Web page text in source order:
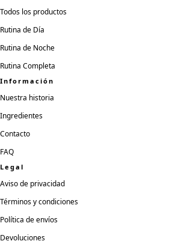
Todos los productos
Rutina de Día
Rutina de Noche
Rutina Completa
Información
Nuestra historia
Ingredientes
Contacto
FAQ
Legal
Aviso de privacidad
Términos y condiciones
Política de envíos
Devoluciones